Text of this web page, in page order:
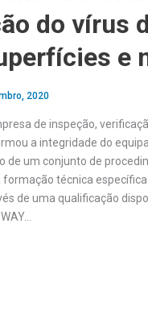
do vírus
e
2020
de inspeção,
a integridade do
de um conjunto de
técnica
de uma qualificação